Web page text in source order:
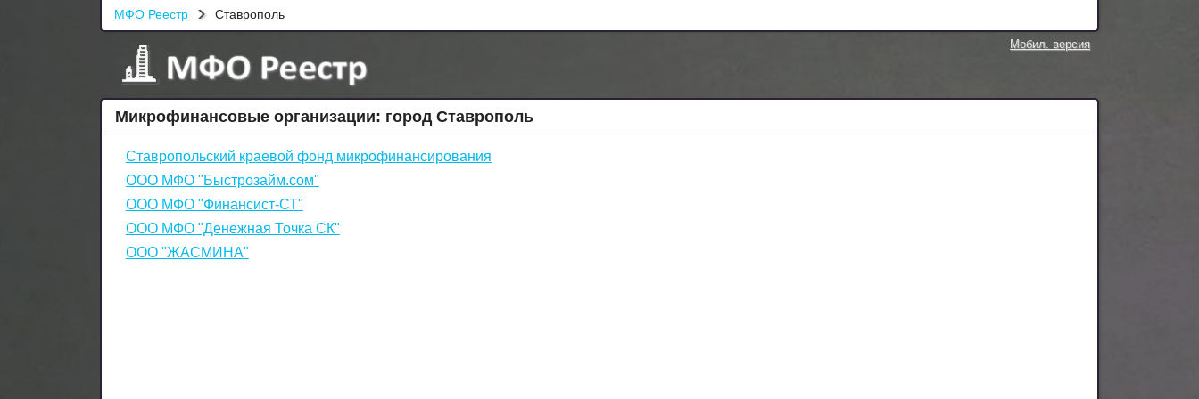
МФО Реестр Ставрополь
Мобил. версия
Микрофинансовые организации: город Ставрополь
Ставропольский краевой фонд микрофинансирования
ООО МФО "Быстрозайм.сом"
ООО МФО "Финансист-СТ"
ООО МФО "Денежная Точка СК"
ООО "ЖАСМИНА"